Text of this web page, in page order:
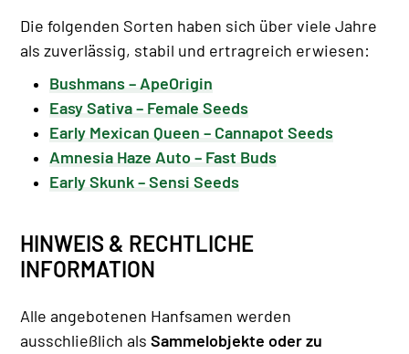
Die folgenden Sorten haben sich über viele Jahre
als zuverlässig, stabil und ertragreich erwiesen:
Bushmans – ApeOrigin
Easy Sativa – Female Seeds
Early Mexican Queen – Cannapot Seeds
Amnesia Haze Auto – Fast Buds
Early Skunk – Sensi Seeds
HINWEIS & RECHTLICHE
INFORMATION
Alle angebotenen Hanfsamen werden
ausschließlich als Sammelobjekte oder zu